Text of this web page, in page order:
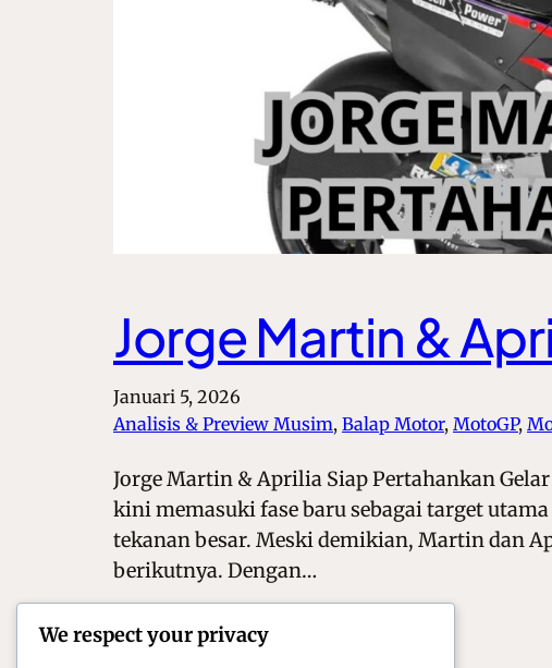
Jorge Martin &
Januari 5, 2026
Analisis & Preview Musim, Balap Motor, MotoGP,
Jorge Martin & Aprilia Siap Pertahankan
kini memasuki fase baru sebagai target
tekanan besar. Meski demikian, Martin dan
berikutnya. Dengan…
We respect your privacy